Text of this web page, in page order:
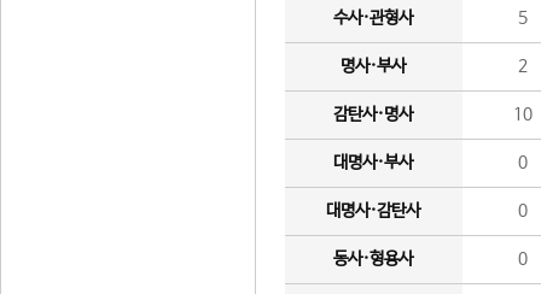
수사·관형사 5
명사·부사 2
감탄사·명사 10
대명사·부사 0
대명사·감탄사 0
동사·형용사 0